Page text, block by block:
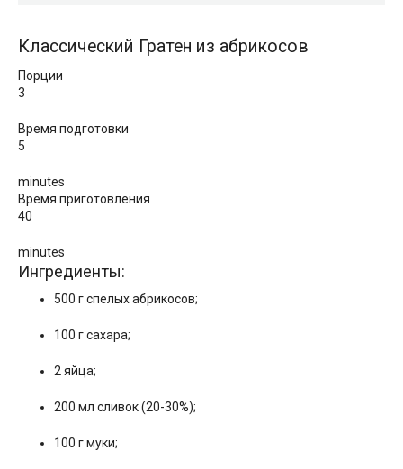
Классический Гратен из абрикосов
Порции
3
Время подготовки
5
minutes
Время приготовления
40
minutes
Ингредиенты:
500 г спелых абрикосов;
100 г сахара;
2 яйца;
200 мл сливок (20-30%);
100 г муки;